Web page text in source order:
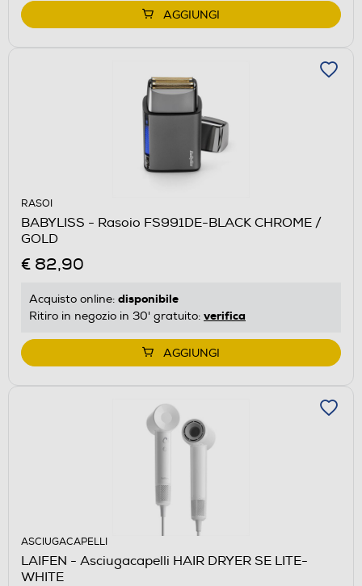
AGGIUNGI
RASOI
BABYLISS - Rasoio FS991DE-BLACK CHROME /
GOLD
€ 82,90
Acquisto online: disponibile
Ritiro in negozio in 30' gratuito: verifica
AGGIUNGI
ASCIUGACAPELLI
LAIFEN - Asciugacapelli HAIR DRYER SE LITE-
WHITE